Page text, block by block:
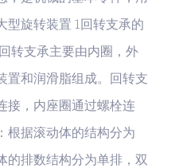
型旋转装置 1回转支承的
转支承主要由内圈，外
置和润滑脂组成。回转支
接，内座圈通过螺栓连
根据滚动体的结构分为
的排数结构分为单排，双